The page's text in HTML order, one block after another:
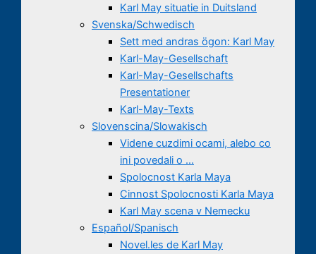
Karl May situatie in Duitsland
Svenska/Schwedisch
Sett med andras ögon: Karl May
Karl-May-Gesellschaft
Karl-May-Gesellschafts
Presentationer
Karl-May-Texts
Slovenscina/Slowakisch
Videne cuzdimi ocami, alebo co
ini povedali o …
Spolocnost Karla Maya
Cinnost Spolocnosti Karla Maya
Karl May scena v Nemecku
Español/Spanisch
Novel.les de Karl May